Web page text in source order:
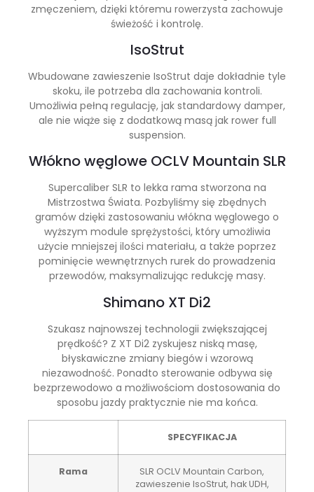
zmęczeniem, dzięki któremu rowerzysta zachowuje
świeżość i kontrolę.
IsoStrut
Wbudowane zawieszenie IsoStrut daje dokładnie tyle
skoku, ile potrzeba dla zachowania kontroli.
Umożliwia pełną regulację, jak standardowy damper,
ale nie wiąże się z dodatkową masą jak rower full
suspension.
Włókno węglowe OCLV Mountain SLR
Supercaliber SLR to lekka rama stworzona na
Mistrzostwa Świata. Pozbyliśmy się zbędnych
gramów dzięki zastosowaniu włókna węglowego o
wyższym module sprężystości, który umożliwia
użycie mniejszej ilości materiału, a także poprzez
pominięcie wewnętrznych rurek do prowadzenia
przewodów, maksymalizując redukcję masy.
Shimano XT Di2
Szukasz najnowszej technologii zwiększającej
prędkość? Z XT Di2 zyskujesz niską masę,
błyskawiczne zmiany biegów i wzorową
niezawodność. Ponadto sterowanie odbywa się
bezprzewodowo a możliwościom dostosowania do
sposobu jazdy praktycznie nie ma końca.
SPECYFIKACJA
Rama
SLR OCLV Mountain Carbon,
zawieszenie IsoStrut, hak UDH,